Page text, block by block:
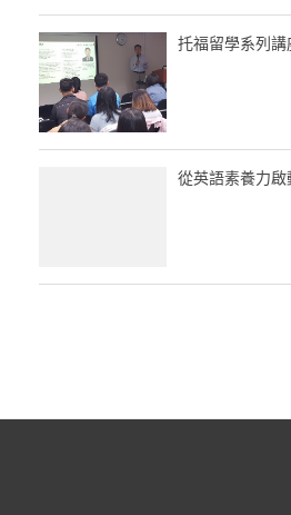
托福留學系列
從英語素養力